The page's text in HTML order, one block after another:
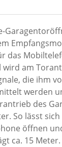
das
am
die ihm
werden
des
So lässt
öffnen
ca. 15 Meter.